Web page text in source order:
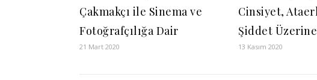
Çakmakçı ile Sinema ve
Fotoğrafçılığa Dair
21 Mart 2020
Cinsiyet,
Şiddet Üzerine
13 Kasım 2020